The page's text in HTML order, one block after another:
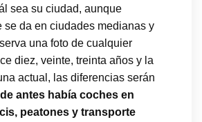
sea su ciudad, aunque
se da en ciudades medianas y
una foto de cualquier
diez, veinte, treinta años y la
actual, las diferencias serán
antes había coches en
peatones y transporte